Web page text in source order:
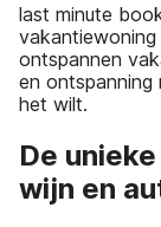
last minute
ontspannen
en ontspanning
het wilt.
De
wijn en